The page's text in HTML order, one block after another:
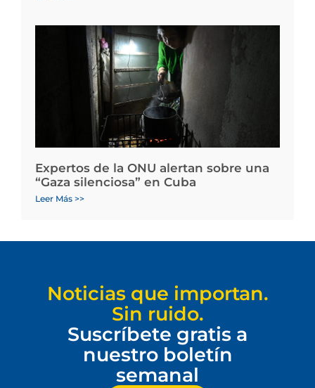
Expertos de la ONU alertan sobre una
“Gaza silenciosa” en Cuba
Leer Más >>
Noticias que importan.
Sin ruido.
Suscríbete gratis a
nuestro boletín
semanal